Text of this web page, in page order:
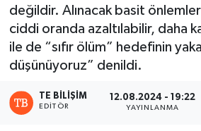
değildir. Alınacak basit
ciddi oranda azaltılabilir, daha
ile de “sıfır ölüm” hedefinin
düşünüyoruz” denildi.
TE BILIŞIM
EDITÖR
12.08.2024 - 19:22
YAYINLANMA